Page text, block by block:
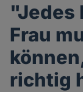
"Jedes
Frau
richtig